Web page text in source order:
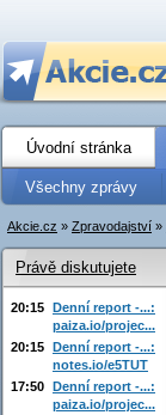
Úvodní stránka
Všechny zprávy
Akcie.cz » Zpravodajství »
Právě diskutujete
20:15 Denní report -...:
paiza.io/projec...
20:15 Denní report -...:
notes.io/e5TUT
17:50 Denní report -...:
paiza.io/projec...